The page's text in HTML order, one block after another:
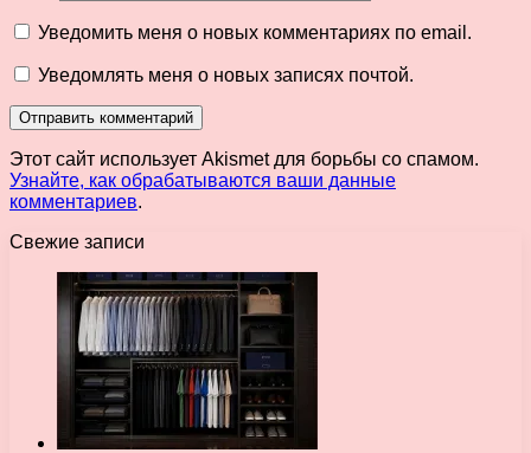
Уведомить меня о новых комментариях по email.
Уведомлять меня о новых записях почтой.
Этот сайт использует Akismet для борьбы со спамом.
Узнайте, как обрабатываются ваши данные
комментариев.
Свежие записи